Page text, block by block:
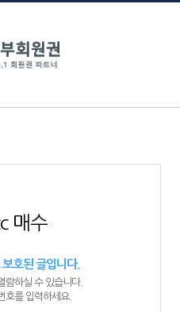
매수
호된 글입니다.
람하실 수 있습니다.
호를 입력하세요.